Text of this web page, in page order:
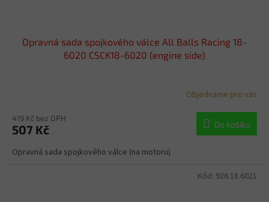
Opravná sada spojkového válce All Balls Racing 18-
6020 CSCK18-6020 (engine side)
Objednáme pro vás
419 Kč bez DPH
507 Kč Do košíku
Opravná sada spojkového válce (na motoru)
Kód: 926.18.6021